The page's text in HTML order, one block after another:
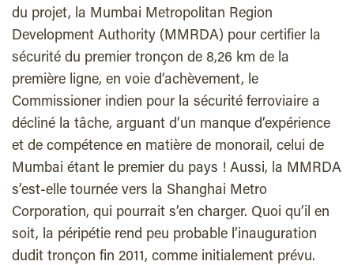
du projet, la Mumbai Metropolitan Region
Development Authority (MMRDA) pour certifier la
sécurité du premier tronçon de 8,26 km de la
première ligne, en voie d’achèvement, le
Commissioner indien pour la sécurité ferroviaire a
décliné la tâche, arguant d’un manque d’expérience
et de compétence en matière de monorail, celui de
Mumbai étant le premier du pays ! Aussi, la MMRDA
s’est-elle tournée vers la Shanghai Metro
Corporation, qui pourrait s’en charger. Quoi qu’il en
soit, la péripétie rend peu probable l’inauguration
dudit tronçon fin 2011, comme initialement prévu.